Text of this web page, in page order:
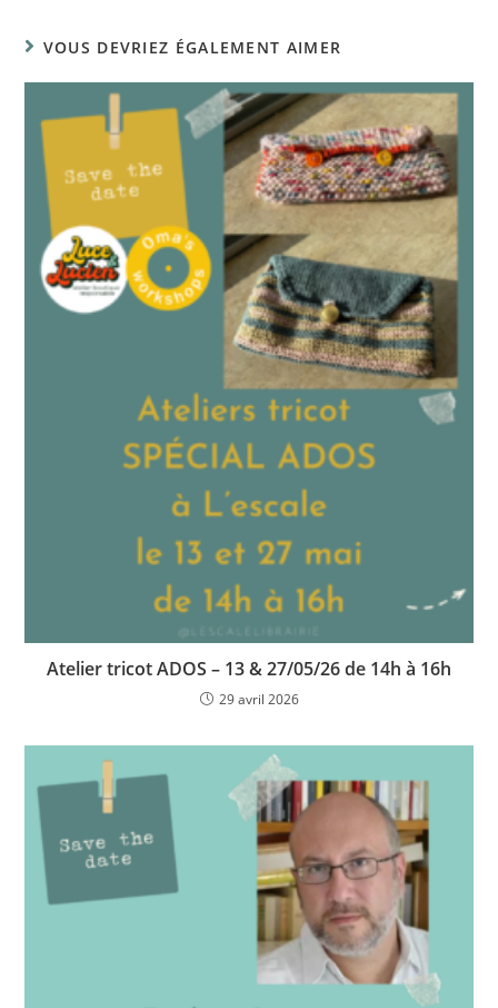
VOUS DEVRIEZ ÉGALEMENT AIMER
Atelier tricot ADOS – 13 & 27/05/26 de 14h à 16h
29 avril 2026